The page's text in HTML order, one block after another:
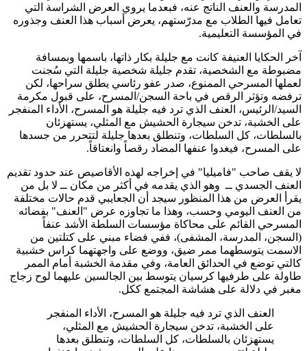
المدرسة والعنف الناتج عنه، فبعدما يروي العرض الشراسة التي
تعامل فيها الطلاب مع مدرّستهم، يعرض أسباب هذا العنف وجذوره
في المؤسسة التعليمية.
آخر الحكايا العنيفة كانت مع جليلة بكار ذاتها، باسمها وبمسافة
مضبوطة مع الشخصية، تقدم جليلة شخصية جليلة التي سُجنت
لعملها المسرحي الممنوع، صدر عفو رئاسي يطلق سراحها، لكن
ترفضه وتؤثر الرقص في باحة السجن/المسرح، على قبول مكرمة
السيد/الرئيس، العنف الذي ترد فيه جليلة هو المسرح، الأداء المنفجر
على الخشبة، تدخن سيجارة الحشيش مع المثلي، يستهزئان
بالسلطات، كل السلطات، وتنطلق بعدها جليلة لتتحرر من جسدها
على المسرح، فيغدوا عنفها المضاد رقصاً وانعتاقاً.
لا يقف صاحب "فاميليا" في إخراجه لهذه الأقاصيص عند حدود تقديم
العنف الجسدي ــ وهو الذي يقدمه في أكثر من مكان ــ لا بل من
يقرأ العرض من هذا المنظور سيجد أن الجعايبي قدم حالات مختلفة
من العنف اليومي وحسب، وهذا ما تجاوزه عرض "العنف" بفضائه
المسرحي القائم على محاكاة مؤسسات السلطة الأشد عنفاً
(السجن، المدرسة، المشفى)، ففي فضاء مبني على كتلتين من
الاسمت يتوسطهما ممر ضيق، ووضع على واجهتهما كراس خشبية
كالتي توضع في الحدائق العامة، وفي مقدمة الخشبة أمام الممر
طاولة على طرفيها كرسيان يتوسط بين الجالسين عليهما لوح زجاج
مغبر في دلالة على هشاشة المجتمع ككل.
العنف الذي ترد فيه جليلة هو المسرح، الأداء المنفجر
على الخشبة، تدخن سيجارة الحشيش مع المثلي،
يستهزئان بالسلطات، كل السلطات، وتنطلق بعدها